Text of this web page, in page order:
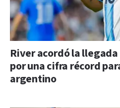
River acordó la
por una cifra récord
argentino